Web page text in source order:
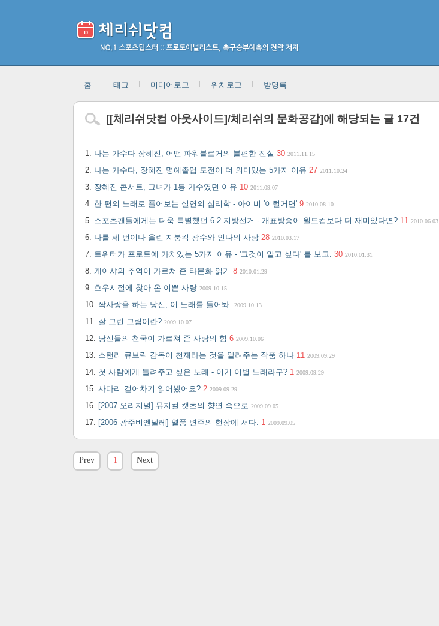
홈 태그 미디어로그 위치로그 방명록
[[체리쉬닷컴 아웃사이드]/체리쉬의 문화공감]에 해당되는 글 17건
나는 가수다 장혜진, 어떤 파워블로거의 불편한 진실 30 2011.11.15
나는 가수다, 장혜진 명예졸업 도전이 더 의미있는 5가지 이유 27 2011.10.24
장혜진 콘서트, 그녀가 1등 가수였던 이유 10 2011.09.07
한 편의 노래로 풀어보는 실연의 심리학 - 아이비 '이럴거면' 9 2010.08.10
스포츠팬들에게는 더욱 특별했던 6.2 지방선거 - 개표방송이 월드컵보다 더 재미있다면? 11 2010.06.03
나를 세 번이나 울린 지붕킥 광수와 인나의 사랑 28 2010.03.17
트위터가 프로토에 가치있는 5가지 이유 - '그것이 알고 싶다' 를 보고. 30 2010.01.31
게이샤의 추억이 가르쳐 준 타문화 읽기 8 2010.01.29
호우시절에 찾아 온 이쁜 사랑 2009.10.15
짝사랑을 하는 당신, 이 노래를 들어봐. 2009.10.13
잘 그린 그림이란? 2009.10.07
당신들의 천국이 가르쳐 준 사랑의 힘 6 2009.10.06
스탠리 큐브릭 감독이 천재라는 것을 알려주는 작품 하나 11 2009.09.29
첫 사람에게 들려주고 싶은 노래 - 이거 이별 노래라구? 1 2009.09.29
사다리 걷어차기 읽어봤어요? 2 2009.09.29
[2007 오리지널] 뮤지컬 캣츠의 향연 속으로 2009.09.05
[2006 광주비엔날레] 열풍 변주의 현장에 서다. 1 2009.09.05
Prev 1 Next